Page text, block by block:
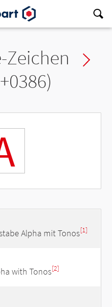
Zeichen
Alpha mit Tonos[1]
with Tonos[2]